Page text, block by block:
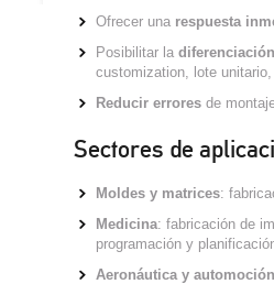
Ofrecer una respuesta
Posibilitar la
customization, lote unitario,
Reducir erroresde
Sectores de
Moldes y matrices:
Medicina: fabricación de
programación y
Aeronáutica y automoción